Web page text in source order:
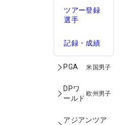
ツアー登録
選手
記録・成績
PGA 米国男子
DPワ
ールド
欧州男子
アジアンツア